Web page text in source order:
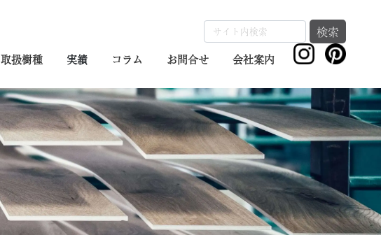
取扱樹種 実績 コラム お問合せ 会社案内
検索